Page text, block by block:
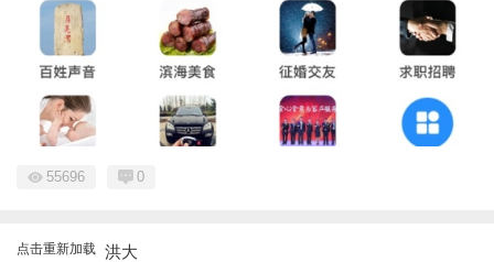
55696 0
点击重新加载 洪大